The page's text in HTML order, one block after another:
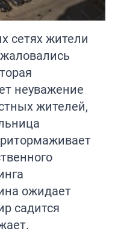
сетях жители
неуважение
жителей,
ожидает
садится